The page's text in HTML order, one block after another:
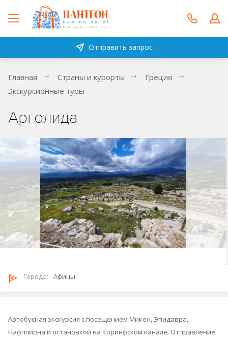
Отправить запрос
Главная Страны и курорты
Греция
Экскурсионные туры
Арголида
Городa: Афины
Автобусная экскурсия с посещением Микен, Эпидавра,
Нафплиона и остановкой на Коринфском канале. Отправление